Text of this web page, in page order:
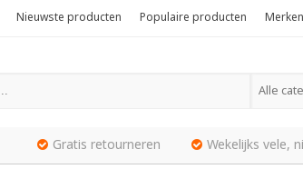
Nieuwste producten Populaire producten Merken
Alle
Gratis retourneren Wekelijks vele,